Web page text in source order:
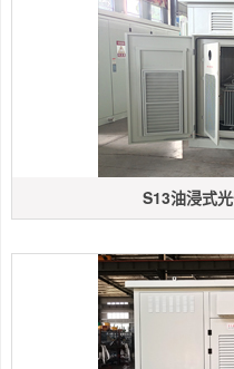
S13油浸式